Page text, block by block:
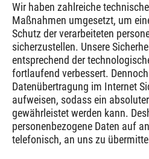
Wir haben zahlreiche
Maßnahmen umgesetzt, um
Schutz der verarbeiteten
sicherzustellen. Unsere
entsprechend der
fortlaufend verbessert.
Datenübertragung im Internet
aufweisen, sodass ein
gewährleistet werden kann.
personenbezogene Daten auf
telefonisch, an uns zu